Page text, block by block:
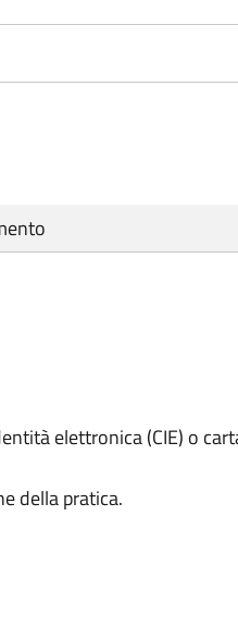
elettronica (CIE) o
della pratica.